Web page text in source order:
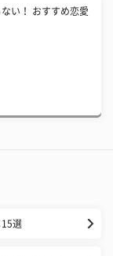
い！ おすすめ恋愛
15選